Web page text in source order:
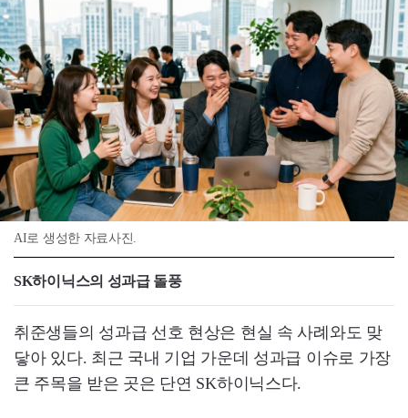
AI로 생성한 자료사진.
SK하이닉스의 성과급 돌풍
취준생들의 성과급 선호 현상은 현실 속 사례와도 맞
닿아 있다. 최근 국내 기업 가운데 성과급 이슈로 가장
큰 주목을 받은 곳은 단연 SK하이닉스다.